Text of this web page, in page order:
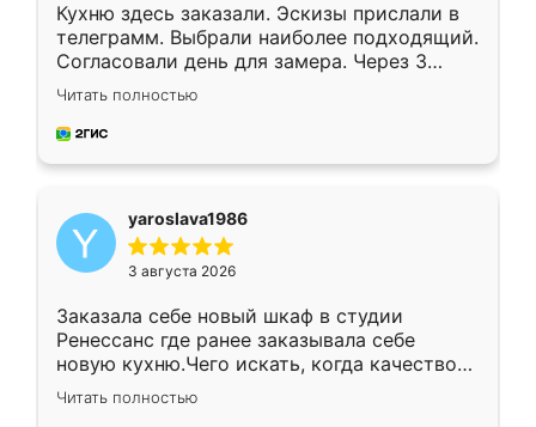
Кухню здесь заказали. Эскизы прислали в
телеграмм. Выбрали наиболее подходящий.
Согласовали день для замера. Через 3
недели кухня была уже готова. Остались
довольны работой. Спасибо Ренессанс
мебель за качественную работу!
Читать полностью
yaroslava1986
3 августа 2026
Заказала себе новый шкаф в студии
Ренессанс где ранее заказывала себе
новую кухню.Чего искать, когда качеством
вполне довольна. Служит кухня уже почти
два года, нареканий нет.
Читать полностью